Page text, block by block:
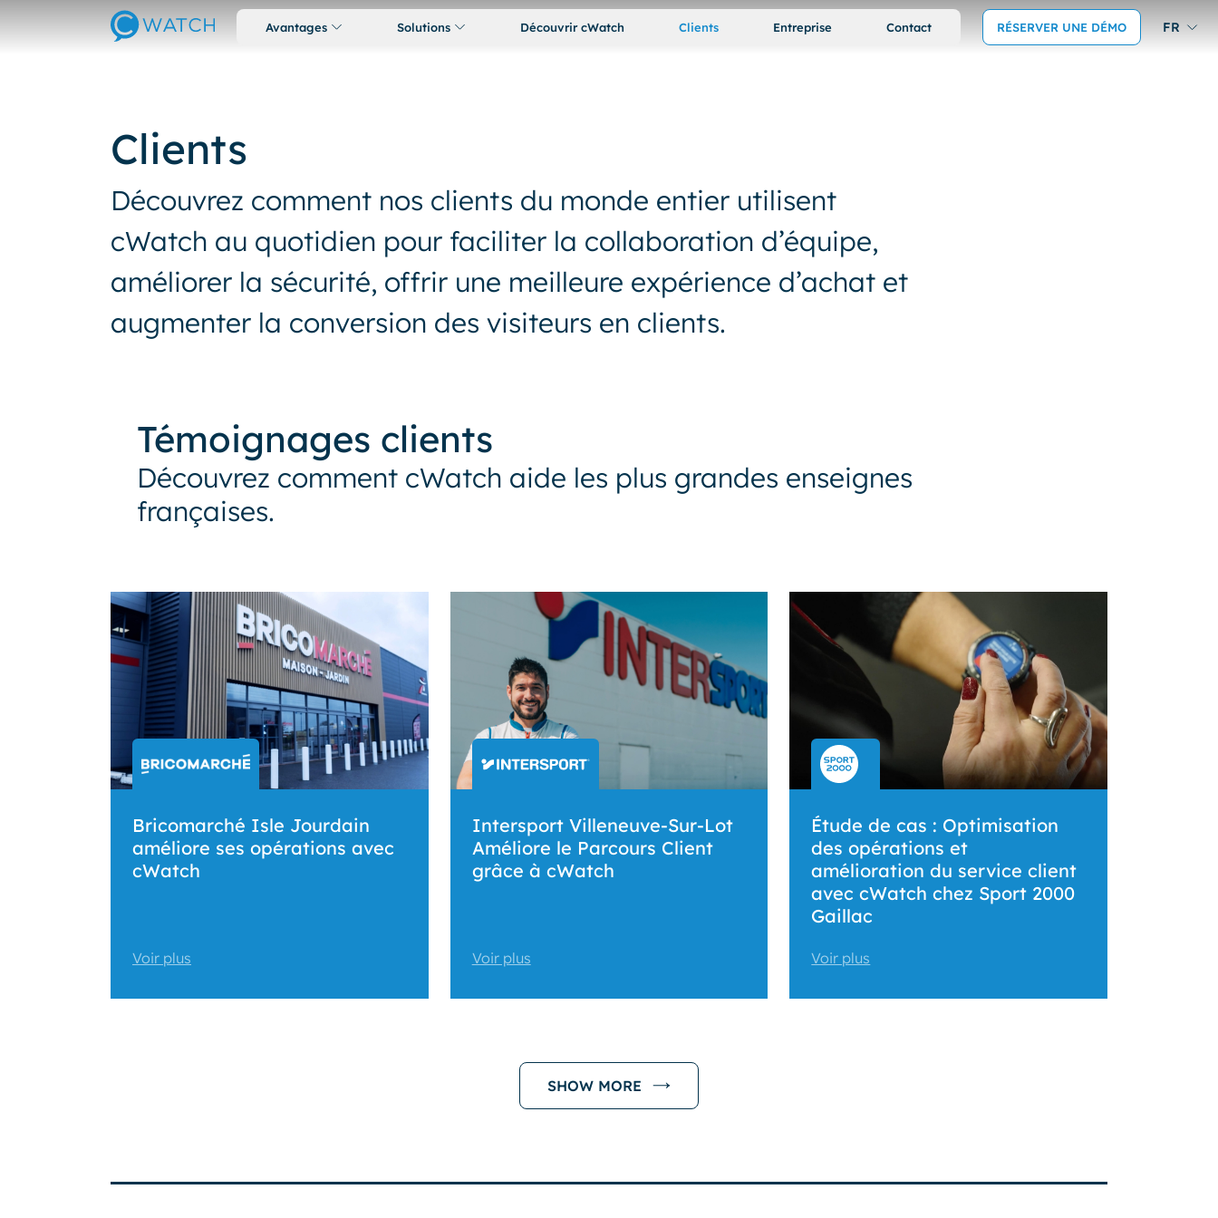
Avantages Solutions Découvrir cWatch Clients Entreprise Contact RÉSERVER UNE DÉMO FR
Clients
Découvrez comment nos clients du monde entier utilisent
cWatch au quotidien pour faciliter la collaboration d’équipe,
améliorer la sécurité, offrir une meilleure expérience d’achat et
augmenter la conversion des visiteurs en clients.
Témoignages clients
Découvrez comment cWatch aide les plus grandes enseignes
françaises.
Bricomarché Isle Jourdain
améliore ses opérations avec
cWatch
Voir plus
Intersport Villeneuve-Sur-Lot
Améliore le Parcours Client
grâce à cWatch
Voir plus
Étude de cas : Optimisation
des opérations et
amélioration du service client
avec cWatch chez Sport 2000
Gaillac
Voir plus
SHOW MORE